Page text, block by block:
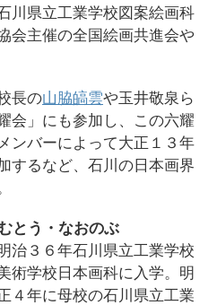
川県立工業学校図案絵画科
会主催の全国絵画共進会や
長の山脇皜雲や玉井敬泉ら
会」にも参加し、この六耀
ンバーによって大正１３年
するなど、石川の日本画界
とう・なおのぶ
治３６年石川県立工業学校
術学校日本画科に入学。明
４年に母校の石川県立工業